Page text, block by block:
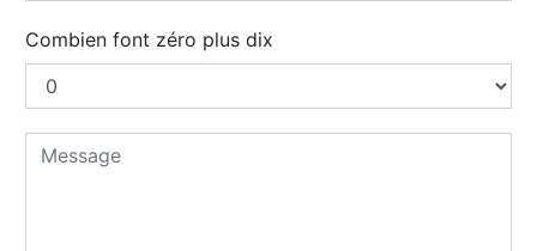
Combien font zéro plus dix